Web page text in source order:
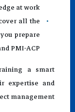
at work.
all the
prepare
PMI-ACP.
a smart
expertise and
management.